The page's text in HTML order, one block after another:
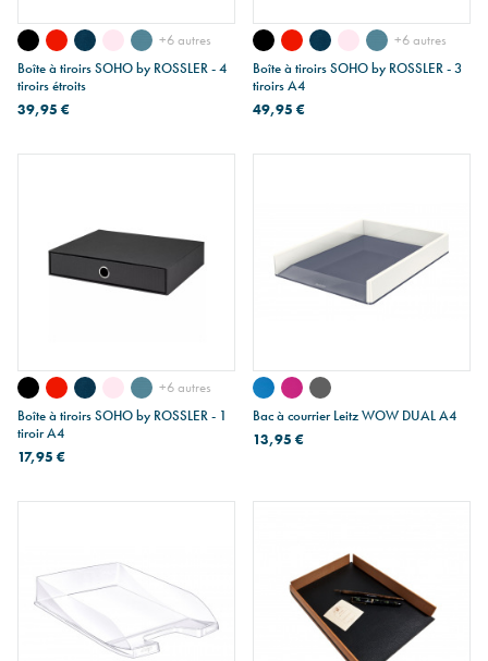
+6 autres
Boîte à tiroirs SOHO by ROSSLER - 4
tiroirs étroits
39,95 €
+6 autres
Boîte à tiroirs SOHO by ROSSLER - 3
tiroirs A4
49,95 €
+6 autres
Boîte à tiroirs SOHO by ROSSLER - 1
tiroir A4
17,95 €
Bac à courrier Leitz WOW DUAL A4
13,95 €